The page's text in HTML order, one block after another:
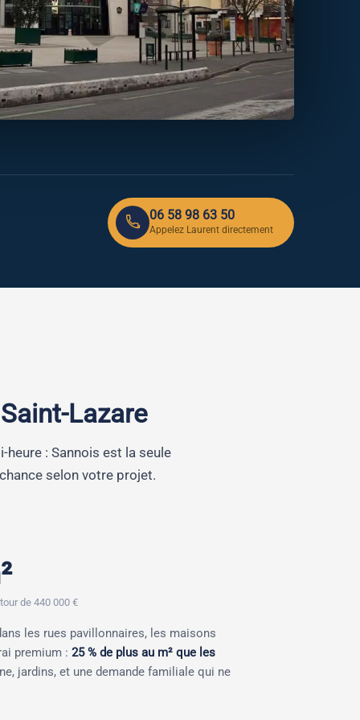
06 58 98 63 50
Appelez Laurent directement
Lazare
: Sannois est la seule
selon votre projet.
de 440 000 €
les rues pavillonnaires, les maisons
premium : 25 % de plus au m² que les
jardins, et une demande familiale qui ne